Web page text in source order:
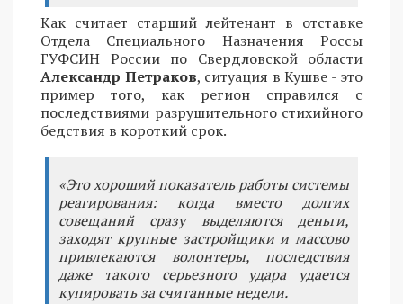
Как считает старший лейтенант в отставке
Отдела Специального Назначения Россы
ГУФСИН России по Свердловской области
Александр Петраков, ситуация в Кушве - это
пример того, как регион справился с
последствиями разрушительного стихийного
бедствия в короткий срок.
«Это хороший показатель работы системы
реагирования: когда вместо долгих
совещаний сразу выделяются деньги,
заходят крупные застройщики и массово
привлекаются волонтеры, последствия
даже такого серьезного удара удается
купировать за считанные недели.